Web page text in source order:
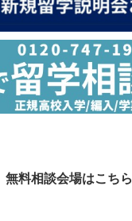
無料相談会場はこちら